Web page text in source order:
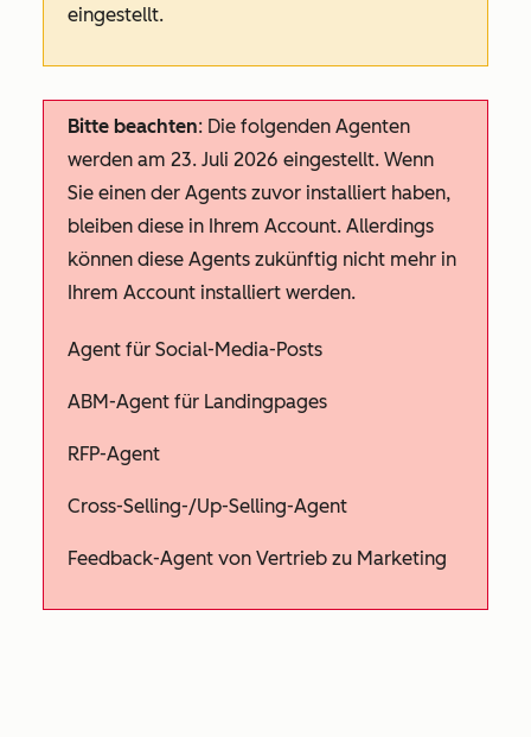
eingestellt.
Bitte beachten: Die folgenden Agenten
werden am 23. Juli 2026 eingestellt. Wenn
Sie einen der Agents zuvor installiert haben,
bleiben diese in Ihrem Account. Allerdings
können diese Agents zukünftig nicht mehr in
Ihrem Account installiert werden.
Agent für Social-Media-Posts
ABM-Agent für Landingpages
RFP-Agent
Cross-Selling-/Up-Selling-Agent
Feedback-Agent von Vertrieb zu Marketing